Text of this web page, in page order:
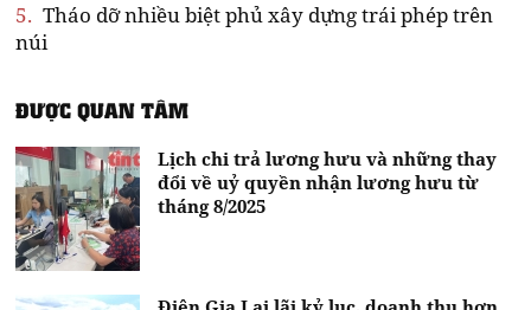
5. Tháo dỡ nhiều biệt phủ xây dựng trái phép trên
núi
ĐƯỢC QUAN TÂM
Lịch chi trả lương hưu và những thay
đổi về uỷ quyền nhận lương hưu từ
tháng 8/2025